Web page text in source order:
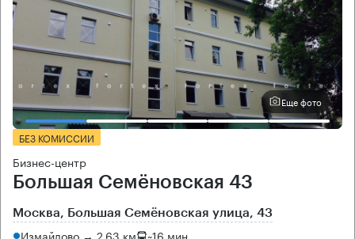
Еще фото
БЕЗ КОМИССИИ
Бизнес-центр
Большая Семёновская 43
Москва, Большая Семёновская улица, 43
Измайлово → 2.63 км ~16 мин